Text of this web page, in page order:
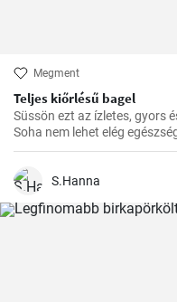
Megment
Teljes kiőrlésű bagel
Süssön ezt az ízletes, gyors
Soha nem lehet elég
S.Hanna